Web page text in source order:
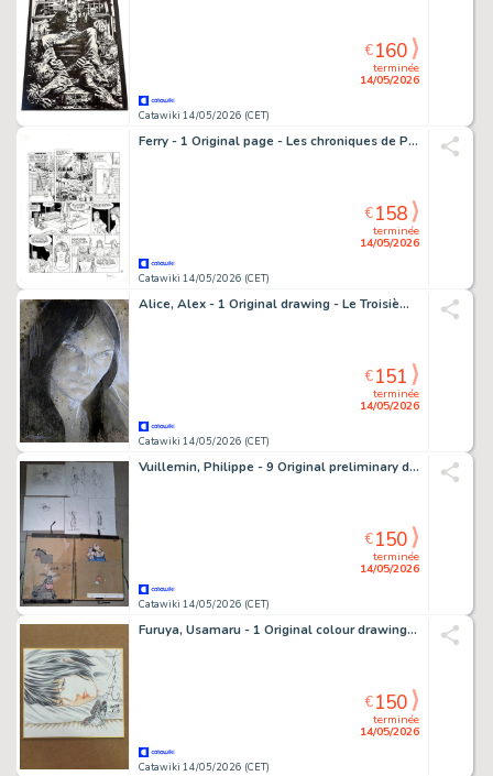
Catawiki 14/05/2026 (CET)
terminée
14/05/2026
€160
Ferry - 1 Original page - Les chroniques de Panchrysia T5 - Le Sacrifice - 1999
Catawiki 14/05/2026 (CET)
terminée
14/05/2026
€158
Alice, Alex - 1 Original drawing - Le Troisième Testament
Catawiki 14/05/2026 (CET)
terminée
14/05/2026
€151
Vuillemin, Philippe - 9 Original preliminary drawing - Les Sales Blagues de l’Écho - 1980
Catawiki 14/05/2026 (CET)
terminée
14/05/2026
€150
Furuya, Usamaru - 1 Original colour drawing - Lo Squalificato - Shikishi - 2025
Catawiki 14/05/2026 (CET)
terminée
14/05/2026
€150